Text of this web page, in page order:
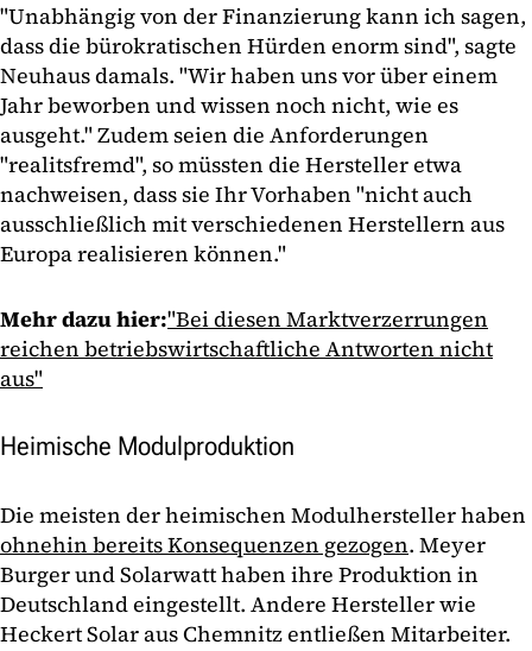
"Unabhängig von der Finanzierung kann ich sagen,
dass die bürokratischen Hürden enorm sind", sagte
Neuhaus damals. "Wir haben uns vor über einem
Jahr beworben und wissen noch nicht, wie es
ausgeht." Zudem seien die Anforderungen
"realitsfremd", so müssten die Hersteller etwa
nachweisen, dass sie Ihr Vorhaben "nicht auch
ausschließlich mit verschiedenen Herstellern aus
Europa realisieren können."
Mehr dazu hier:"Bei diesen Marktverzerrungen
reichen betriebswirtschaftliche Antworten nicht
aus"
Heimische Modulproduktion
Die meisten der heimischen Modulhersteller haben
ohnehin bereits Konsequenzen gezogen. Meyer
Burger und Solarwatt haben ihre Produktion in
Deutschland eingestellt. Andere Hersteller wie
Heckert Solar aus Chemnitz entließen Mitarbeiter.